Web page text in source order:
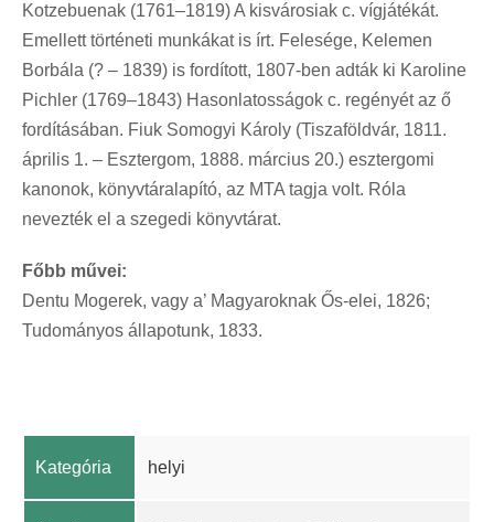
Kotzebuenak (1761–1819) A kisvárosiak c. vígjátékát.
Emellett történeti munkákat is írt. Felesége, Kelemen
Borbála (? – 1839) is fordított, 1807-ben adták ki Karoline
Pichler (1769–1843) Hasonlatosságok c. regényét az ő
fordításában. Fiuk Somogyi Károly (Tiszaföldvár, 1811.
április 1. – Esztergom, 1888. március 20.) esztergomi
kanonok, könyvtáralapító, az MTA tagja volt. Róla
nevezték el a szegedi könyvtárat.
Főbb művei:
Dentu Mogerek, vagy a’ Magyaroknak Ős-elei, 1826;
Tudományos állapotunk, 1833.
Kategória helyi